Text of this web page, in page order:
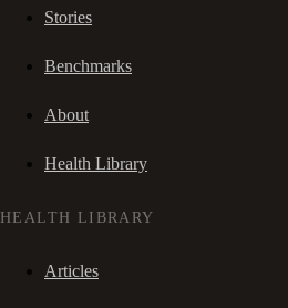
Stories
Benchmarks
About
Health Library
HEALTH LIBRARY
Articles